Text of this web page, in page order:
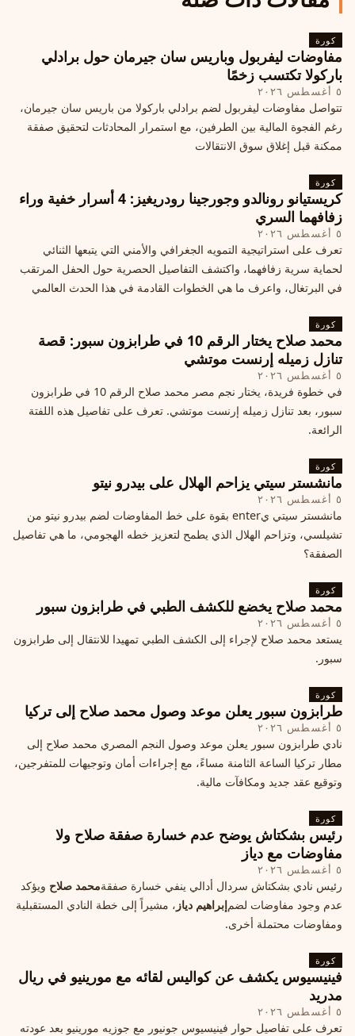
كورة
مفاوضات ليفربول وباريس سان جيرمان حول برادلي
باركولا تكتسب زخمًا
٥ أغسطس ٢٠٢٦
تتواصل مفاوضات ليفربول لضم برادلي باركولا من باريس سان جيرمان،
رغم الفجوة المالية بين الطرفين، مع استمرار المحادثات لتحقيق صفقة
ممكنة قبل إغلاق سوق الانتقالات
كورة
كريستيانو رونالدو وجورجينا رودريغيز: 4 أسرار خفية وراء
زفافهما السري
٥ أغسطس ٢٠٢٦
تعرف على استراتيجية التمويه الجغرافي والأمني التي يتبعها الثنائي
لحماية سرية زفافهما، واكتشف التفاصيل الحصرية حول الحفل المرتقب
في البرتغال، واعرف ما هي الخطوات القادمة في هذا الحدث العالمي
كورة
محمد صلاح يختار الرقم 10 في طرابزون سبور: قصة
تنازل زميله إرنست موتشي
٥ أغسطس ٢٠٢٦
في خطوة فريدة، يختار نجم مصر محمد صلاح الرقم 10 في طرابزون
سبور، بعد تنازل زميله إرنست موتشي. تعرف على تفاصيل هذه اللفتة
الرائعة.
كورة
مانشستر سيتي يزاحم الهلال على بيدرو نيتو
٥ أغسطس ٢٠٢٦
مانشستر سيتي يenter بقوة على خط المفاوضات لضم بيدرو نيتو من
تشيلسي، وتزاحم الهلال الذي يطمح لتعزيز خطه الهجومي، ما هي تفاصيل
الصفقة؟
كورة
محمد صلاح يخضع للكشف الطبي في طرابزون سبور
٥ أغسطس ٢٠٢٦
يستعد محمد صلاح لإجراء إلى الكشف الطبي تمهيدا للانتقال إلى طرابزون
سبور.
كورة
طرابزون سبور يعلن موعد وصول محمد صلاح إلى تركيا
٥ أغسطس ٢٠٢٦
نادي طرابزون سبور يعلن موعد وصول النجم المصري محمد صلاح إلى
مطار تركيا الساعة الثامنة مساءً، مع إجراءات أمان وتوجيهات للمتفرجين،
وتوقيع عقد جديد ومكافآت مالية.
كورة
رئيس بشكتاش يوضح عدم خسارة صفقة صلاح ولا
مفاوضات مع دياز
٥ أغسطس ٢٠٢٦
رئيس نادي بشكتاش سردال أدالي ينفي خسارة صفقةمحمد صلاح ويؤكد
عدم وجود مفاوضات لضمإبراهيم دياز ، مشيراً إلى خطة النادي المستقبلية
ومفاوضات محتملة أخرى.
كورة
فينيسيوس يكشف عن كواليس لقائه مع مورينيو في ريال
مدريد
٥ أغسطس ٢٠٢٦
تعرف على تفاصيل حوار فينيسيوس جونيور مع جوزيه مورينيو بعد عودته